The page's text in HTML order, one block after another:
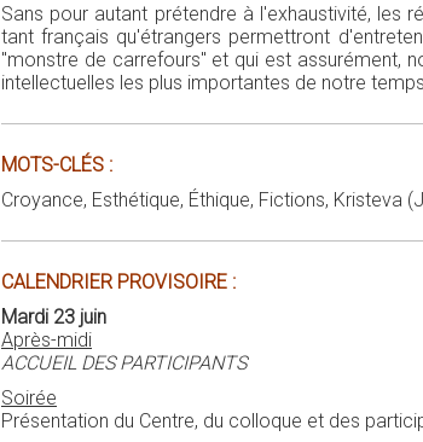
Sans pour autant prétendre à l'exhaustivité, les
tant français qu'étrangers permettront
"monstre de carrefours" et qui est assurément,
intellectuelles les plus importantes de notre temps.
MOTS-CLÉS :
Croyance, Esthétique, Éthique, Fictions, Kristeva
CALENDRIER PROVISOIRE :
Mardi 23 juin
Après-midi
ACCUEIL DES PARTICIPANTS
Soirée
Présentation du Centre, du colloque et des